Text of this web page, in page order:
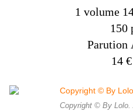
1 volume
150
Parution
14€
Copyright © By Lolo.